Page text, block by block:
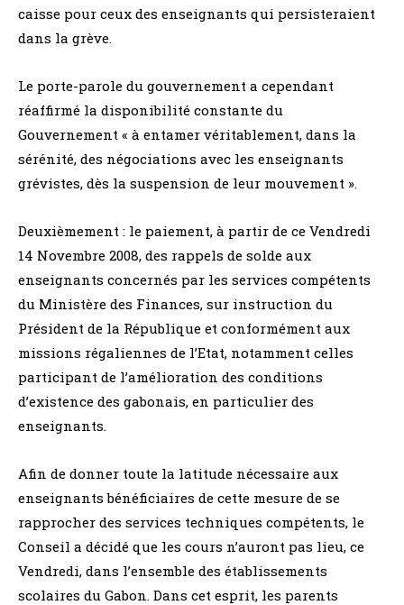
caisse pour ceux des enseignants qui persisteraient
dans la grève.
Le porte-parole du gouvernement a cependant
réaffirmé la disponibilité constante du
Gouvernement « à entamer véritablement, dans la
sérénité, des négociations avec les enseignants
grévistes, dès la suspension de leur mouvement ».
Deuxièmement : le paiement, à partir de ce Vendredi
14 Novembre 2008, des rappels de solde aux
enseignants concernés par les services compétents
du Ministère des Finances, sur instruction du
Président de la République et conformément aux
missions régaliennes de l’Etat, notamment celles
participant de l’amélioration des conditions
d’existence des gabonais, en particulier des
enseignants.
Afin de donner toute la latitude nécessaire aux
enseignants bénéficiaires de cette mesure de se
rapprocher des services techniques compétents, le
Conseil a décidé que les cours n’auront pas lieu, ce
Vendredi, dans l’ensemble des établissements
scolaires du Gabon. Dans cet esprit, les parents